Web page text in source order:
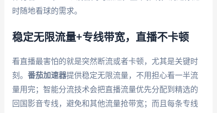
时随地看球的需求。
稳定无限流量+专线带宽，直播不卡顿
看直播最害怕的就是突然断流或者卡顿，尤其是关键时
刻。 番茄加速器提供稳定无限流量，不用担心看一半流
量用完；智能分流技术会把直播流量优先分配到精选的
回国影音专线，避免和其他流量抢带宽；而且每条专线